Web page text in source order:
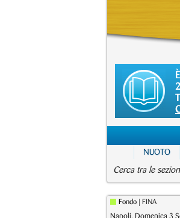
NUOTO
Cerca tra le
Fondo | FINA
Napoli, Domenica 3